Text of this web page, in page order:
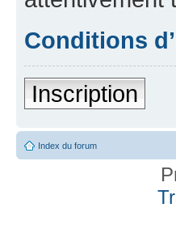
Conditions
Inscription
Index du forum